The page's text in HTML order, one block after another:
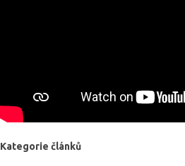
Kategorie článků